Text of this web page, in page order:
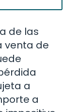
de las
venta de
a
a